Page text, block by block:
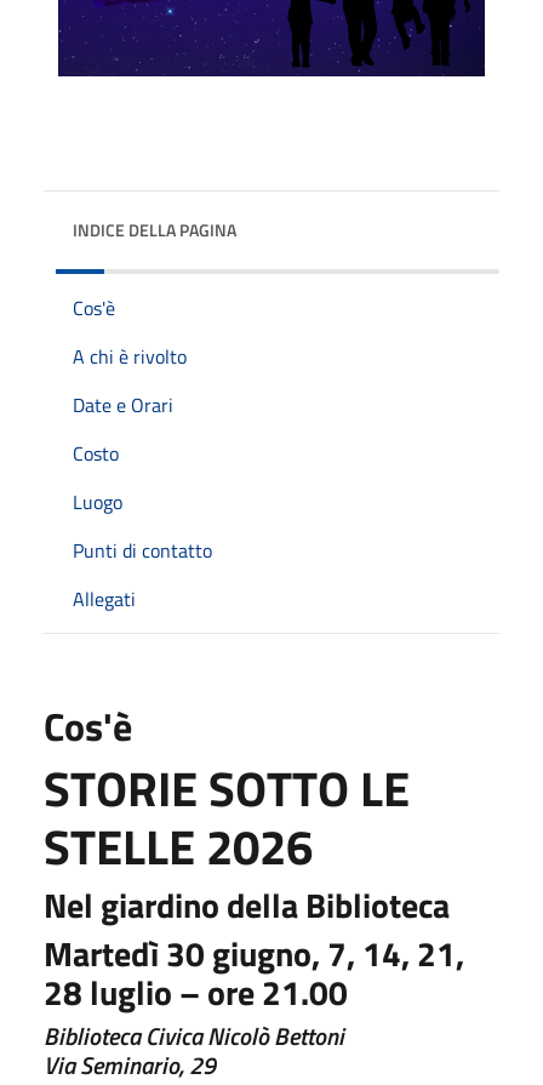
INDICE DELLA PAGINA
Cos'è
A chi è rivolto
Date e Orari
Costo
Luogo
Punti di contatto
Allegati
Cos'è
STORIE SOTTO LE
STELLE 2026
Nel giardino della Biblioteca
Martedì 30 giugno, 7, 14, 21,
28 luglio – ore 21.00
Biblioteca Civica Nicolò Bettoni
Via Seminario, 29